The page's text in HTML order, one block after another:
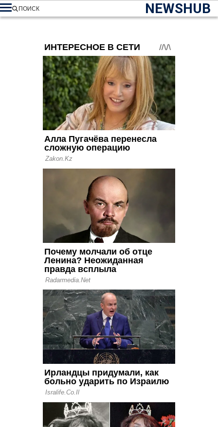
NEWSHUB
ПОИСК